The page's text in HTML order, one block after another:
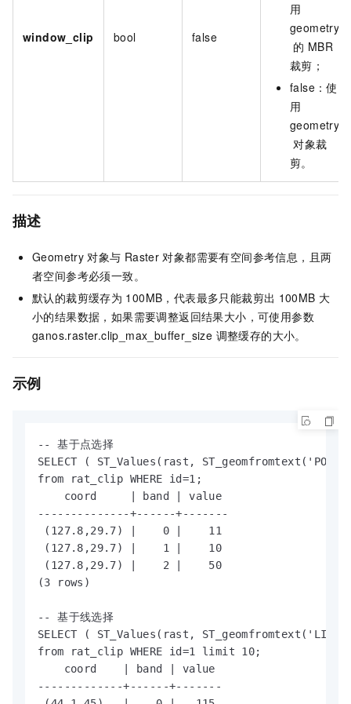
window_clip bool false
用
geometry
的 MBR
裁剪；
false：使
用
geometry
对象裁
剪。
描述
Geometry 对象与 Raster 对象都需要有空间参考信息，且两
者空间参考必须一致。
默认的裁剪缓存为 100MB，代表最多只能裁剪出 100MB 大
小的结果数据，如果需要调整返回结果大小，可使用参数
ganos.raster.clip_max_buffer_size 调整缓存的大小。
示例
-- 基于点选择
SELECT ( ST_Values(rast,
from rat_clip WHERE id=1;
    coord     | band | value
--------------+------+-------
(127.8,29.7) |    0 |    11
(127.8,29.7) |    1 |    10
(127.8,29.7) |    2 |    50
(3 rows)
-- 基于线选择
SELECT ( ST_Values(rast,
from rat_clip WHERE id=1 limit 10;
    coord    | band | value
-------------+------+-------